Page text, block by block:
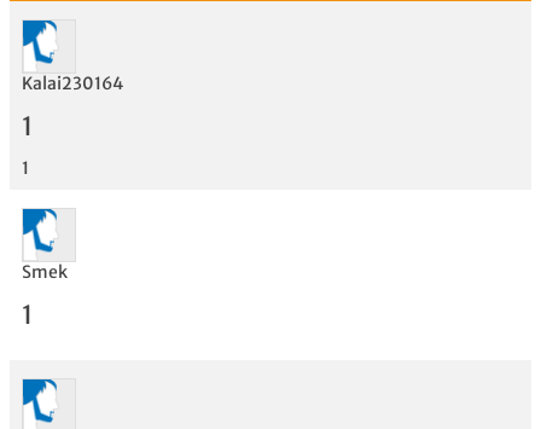
Kalai230164
1
1
Smek
1